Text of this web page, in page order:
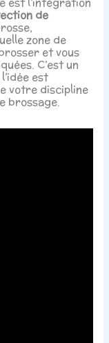
de
zone de
et vous
C’est un
est
votre discipline
brossage.